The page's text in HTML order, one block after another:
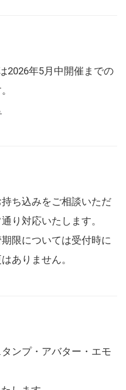
2026年5月中開催までの
ち込みをご相談いただ
り対応いたします。
限については受付時に
ありません。
ンプ・アバター・エモ